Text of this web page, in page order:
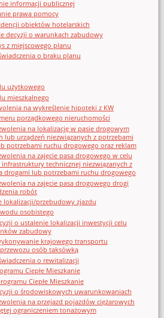
informacji publicznej
prawa pomocy
obiektów hotelarskich
decyzji o warunkach zabudowy
z miejscowego planu
o braku planu
użytkowego
mieszkalnego
na wykreślenie hipoteki z KW
porządkowego nieruchomości
na lokalizację w pasie drogowym
urządzeń niezwiązanych z potrzebami
potrzebami ruchu drogowego oraz reklam
na zajęcie pasa drogowego w celu
infrastruktury technicznej niezwiązanych z
drogami lub potrzebami ruchu drogowego
na zajęcie pasa drogowego drogi
robót
lokalizacji/przebudowy zjazdu
osobistego
o ustalenie lokalizacji inwestycji celu
zabudowy
krajowego transportu
osób taksówką
o rewitalizacji
Ciepłe Mieszkanie
Ciepłe Mieszkanie
o środowiskowych uwarunkowaniach
na przejazd pojazdów ciężarowych
ograniczeniem tonażowym